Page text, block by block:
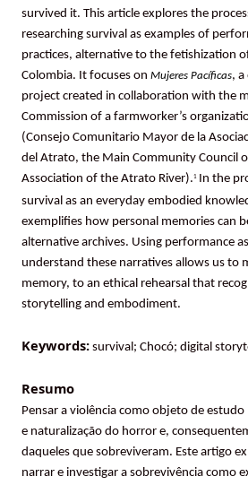
survived it. This article explores the
researching survival as examples of
practices, alternative to the fetishization
Colombia. It focuses on Mujeres Pacíficas,
project created in collaboration with the
Commission of a farmworker’s
(Consejo Comunitario Mayor de la
del Atrato, the Main Community Council
Association of the Atrato River).1 In the
survival as an everyday embodied
exemplifies how personal memories can
alternative archives. Using performance
understand these narratives allows us to
memory, to an ethical rehearsal that
storytelling and embodiment.
Keywords: survival; Chocó; digital
Resumo
Pensar a violência como objeto de
e naturalização do horror e,
daqueles que sobreviveram. Este artigo
narrar e investigar a sobrevivência como